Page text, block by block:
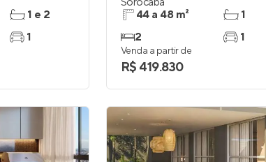
1 e 2
1
44 a 48 m²
2
1
1
Venda a partir de
R$ 419.830